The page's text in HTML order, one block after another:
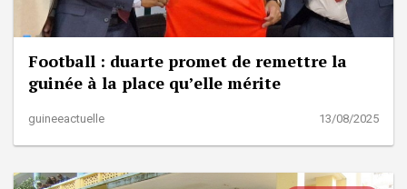
Football : duarte promet de remettre la
guinée à la place qu’elle mérite
guineeactuelle 13/08/2025